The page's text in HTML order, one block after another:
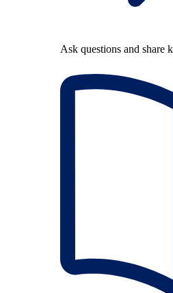
Ask questions and share